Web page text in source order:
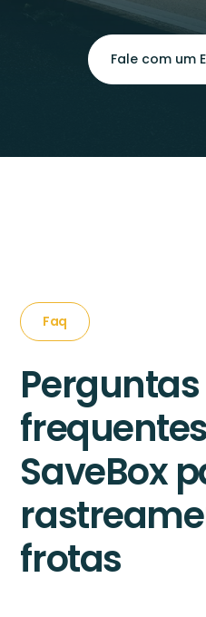
Fale com um
Faq
Perguntas
SaveBox
frotas